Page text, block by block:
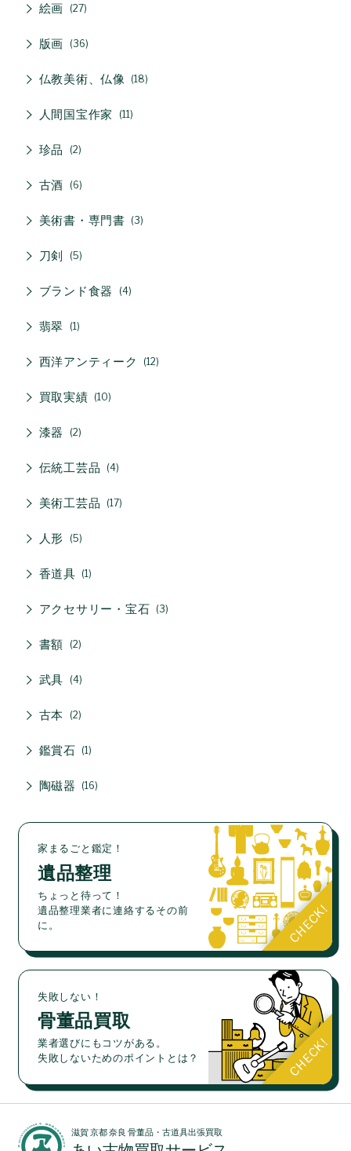
絵画 27
版画 36
仏教美術、仏像 18
人間国宝作家 11
珍品 2
古酒 6
美術書・専門書 3
刀剣 5
ブランド食器 4
翡翠 1
西洋アンティーク 12
買取実績 10
漆器 2
伝統工芸品 4
美術工芸品 17
人形 5
香道具 1
アクセサリー・宝石 3
書額 2
武具 4
古本 2
鑑賞石 1
陶磁器 16
家まるごと鑑定！
遺品整理
ちょっと待って！
遺品整理業者に連絡するその前
に。
失敗しない！
骨董品買取
業者選びにもコツがある。
失敗しないためのポイントとは？
滋賀 京都 奈良 骨董品・古道具出張買取